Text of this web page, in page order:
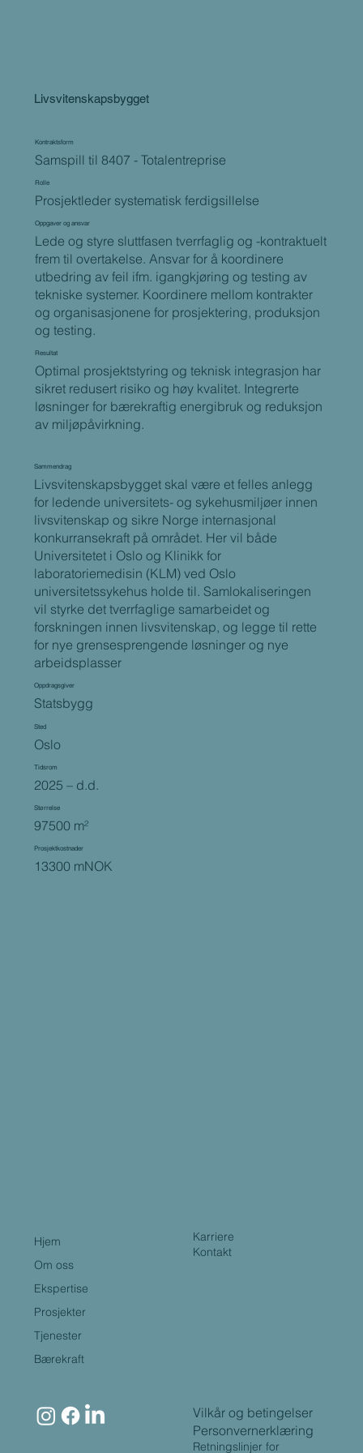
Livsvitenskapsbygget
Kontraktsform
Samspill til 8407 - Totalentreprise
Rolle
Prosjektleder systematisk ferdigsillelse
Oppgaver og ansvar
Lede og styre sluttfasen tverrfaglig og -kontraktuelt
frem til overtakelse. Ansvar for å koordinere
utbedring av feil ifm. igangkjøring og testing av
tekniske systemer. Koordinere mellom kontrakter
og organisasjonene for prosjektering, produksjon
og testing.
Resultat
Optimal prosjektstyring og teknisk integrasjon har
sikret redusert risiko og høy kvalitet. Integrerte
løsninger for bærekraftig energibruk og reduksjon
av miljøpåvirkning.
Sammendrag
Livsvitenskapsbygget skal være et felles anlegg
for ledende universitets- og sykehusmiljøer innen
livsvitenskap og sikre Norge internasjonal
konkurransekraft på området. Her vil både
Universitetet i Oslo og Klinikk for
laboratoriemedisin (KLM) ved Oslo
universitetssykehus holde til. Samlokaliseringen
vil styrke det tverrfaglige samarbeidet og
forskningen innen livsvitenskap, og legge til rette
for nye grensesprengende løsninger og nye
arbeidsplasser
Oppdragsgiver
Statsbygg
Sted
Oslo
Tidsrom
2025 – d.d.
Størrelse
97500 m²
Prosjektkostnader
13300 mNOK
Hjem
Om oss
Ekspertise
Prosjekter
Tjenester
Bærekraft
Karriere
Kontakt
Vilkår og betingelser
Personvernerklæring
Retningslinjer for